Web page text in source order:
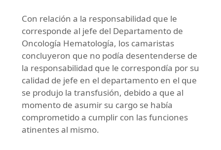
Con relación a la responsabilidad que le
corresponde al jefe del Departamento de
Oncología Hematología, los camaristas
concluyeron que no podía desentenderse de
la responsabilidad que le correspondía por su
calidad de jefe en el departamento en el que
se produjo la transfusión, debido a que al
momento de asumir su cargo se había
comprometido a cumplir con las funciones
atinentes al mismo.